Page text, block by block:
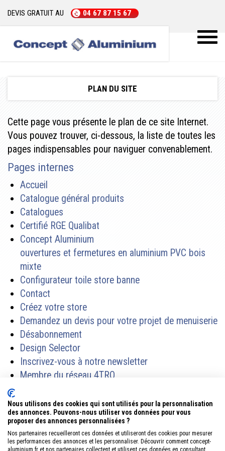
DEVIS GRATUIT AU 04 67 87 15 67
PLAN DU SITE
Cette page vous présente le plan de ce site Internet.
Vous pouvez trouver, ci-dessous, la liste de toutes les
pages indispensables pour naviguer convenablement.
Pages internes
Accueil
Catalogue général produits
Catalogues
Certifié RGE Qualibat
Concept Aluminium
ouvertures et fermetures en aluminium PVC bois
mixte
Configurateur toile store banne
Contact
Créez votre store
Demandez un devis pour votre projet de menuiserie
Désabonnement
Design Selector
Inscrivez-vous à notre newsletter
Membre du réseau 4TRO
Merci !
Offre spéciale de printemps
Offres promotionnelles Automne 2024
Partenaires
Nous utilisons des cookies qui sont utilisés pour la personnalisation
des annonces. Pouvons-nous utiliser vos données pour vous
proposer des annonces personnalisées ?
Nos partenaires recueilleront ces données et utiliseront des cookies pour mesurer
les performances des annonces et les personnaliser. Découvrir comment concept-
aluminium.fr et nos partenaires collectent et utilisent ces données en consultant